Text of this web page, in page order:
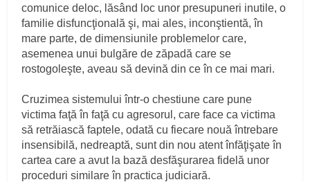
comunice deloc, lăsând loc unor presupuneri inutile, o
familie disfuncţională şi, mai ales, inconştientă, în
mare parte, de dimensiunile problemelor care,
asemenea unui bulgăre de zăpadă care se
rostogoleşte, aveau să devină din ce în ce mai mari.
Cruzimea sistemului într-o chestiune care pune
victima faţă în faţă cu agresorul, care face ca victima
să retrăiască faptele, odată cu fiecare nouă întrebare
insensibilă, nedreaptă, sunt din nou atent înfăţişate în
cartea care a avut la bază desfăşurarea fidelă unor
proceduri similare în practica judiciară.